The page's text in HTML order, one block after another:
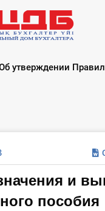
утверждении
и
пособия